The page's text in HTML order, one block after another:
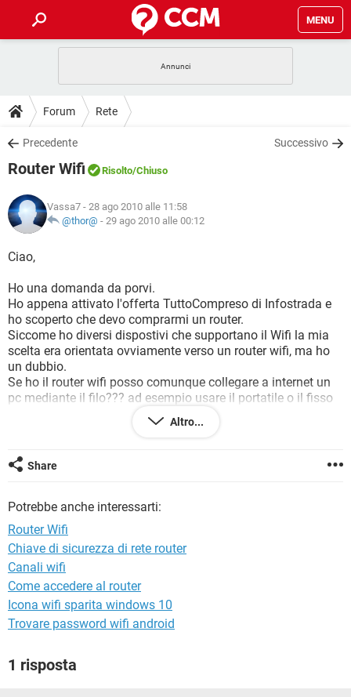
MENU
INTRATTENIMENTO
iOS
INSTAGRAM
TIKTOK
HARDWARE
GUIDE
COVID-19
INSTAGRAM
TIKTOK
HARDWARE
DOWNLOAD
COVID-19
INTRATTENIMENTO
iOS WINDOWS 10
INSTAGRAM
HARDWARE
COVID-19
INTRATTENIMENTO
iOS
INSTAGRAM
TIKTOK FACEBOOK
HARDWARE
GLOSSARIO
COVID-19
iOS WINDOWS 10
INSTAGRAM WHATSAPP
TIKTOK FACEBOOK
HARDWARE
Forum Rete
Precedente Successivo
Router Wifi Risolto/Chiuso
Vassa7 - 28 ago 2010 alle 11:58
@thor@ - 29 ago 2010 alle 00:12
Ciao,
Ho una domanda da porvi.
Ho appena attivato l'offerta TuttoCompreso di Infostrada e
ho scoperto che devo comprarmi un router.
Siccome ho diversi dispostivi che supportano il Wifi la mia
scelta era orientata ovviamente verso un router wifi, ma ho
un dubbio.
Se ho il router wifi posso comunque collegare a internet un
pc mediante il filo??? ad esempio usare il portatile o il fisso
con il filo e usare contemporaneamente un dispositivo con
Grazie mille, Vassa7.
Altro...
Share
Potrebbe anche interessarti:
Router Wifi
Chiave di sicurezza di rete router
Canali wifi
Come accedere al router
Icona wifi sparita windows 10
Trovare password wifi android
1 risposta